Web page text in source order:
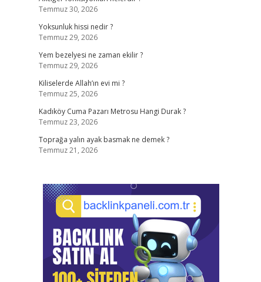
Temmuz 30, 2026
Yoksunluk hissi nedir ?
Temmuz 29, 2026
Yem bezelyesi ne zaman ekilir ?
Temmuz 29, 2026
Kiliselerde Allah’ın evi mi ?
Temmuz 25, 2026
Kadıköy Cuma Pazarı Metrosu Hangi Durak ?
Temmuz 23, 2026
Toprağa yalın ayak basmak ne demek ?
Temmuz 21, 2026